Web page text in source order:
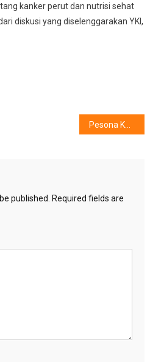
kanker perut dan nutrisi sehat
diskusi yang diselenggarakan YKI,
Pesona Karya 4 Musisi Muda,“Jasmine and the Yellow Fellows”
published. Required fields are